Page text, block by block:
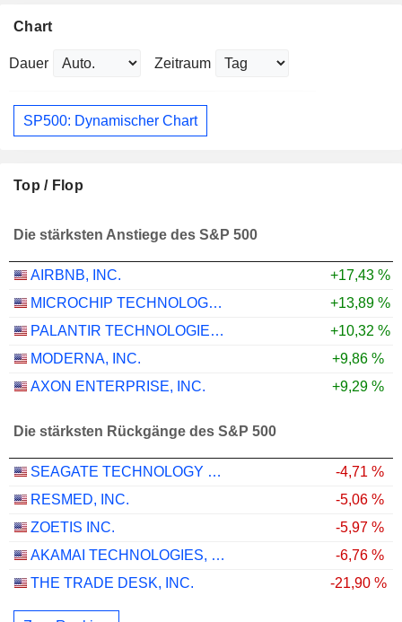
Chart
Dauer Zeitraum
SP500: Dynamischer Chart
Top / Flop
Die stärksten Anstiege des S&P 500
AIRBNB, INC.
+17,43 %
MICROCHIP TECHNOLOGY INCORPORATED
+13,89 %
PALANTIR TECHNOLOGIES INC.
+10,32 %
MODERNA, INC.
+9,86 %
AXON ENTERPRISE, INC.
+9,29 %
Die stärksten Rückgänge des S&P 500
SEAGATE TECHNOLOGY HOLDINGS PLC
-4,71 %
RESMED, INC.
-5,06 %
ZOETIS INC.
-5,97 %
AKAMAI TECHNOLOGIES, INC.
-6,76 %
THE TRADE DESK, INC.
-21,90 %